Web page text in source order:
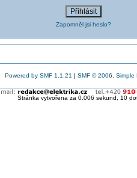
Zapomněl jsi heslo?
Powered by SMF 1.1.21 | SMF © 2006, Simple
Stránka vytvořena za 0.006 sekund, 10